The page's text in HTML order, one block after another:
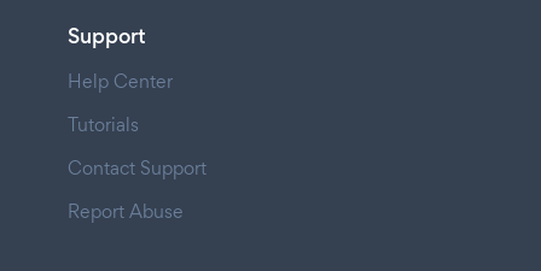
Support
Help Center
Tutorials
Contact Support
Report Abuse